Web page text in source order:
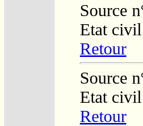
Source
Etat
Retour
Source
Etat
Retour